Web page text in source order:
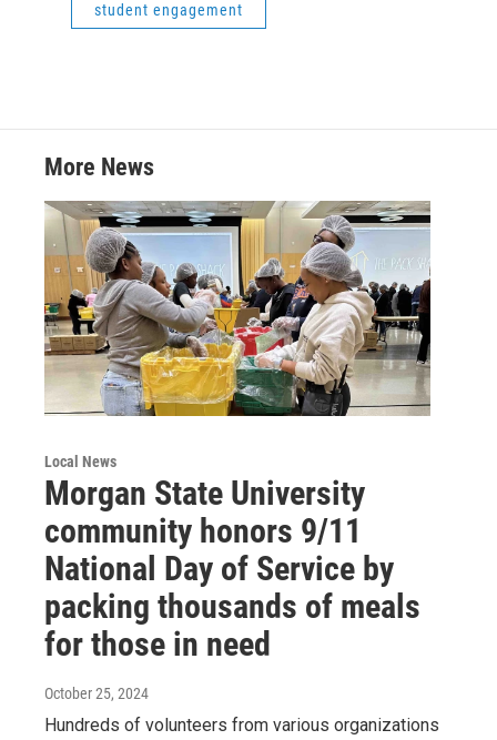
student engagement
More News
Local News
Morgan State University
community honors 9/11
National Day of Service by
packing thousands of meals
for those in need
October 25, 2024
Hundreds of volunteers from various organizations